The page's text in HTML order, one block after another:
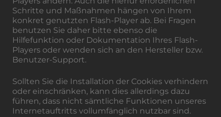
Schritte und Maßnahmen hängen von Ihrem
konkret genutzten Flash-Player ab. Bei Fragen
benutzen Sie daher bitte ebenso die
Hilfefunktion oder Dokumentation Ihres Flash-
Players oder wenden sich an den Hersteller bzw.
Benutzer-Support.
Sollten Sie die Installation der Cookies verhindern
oder einschränken, kann dies allerdings dazu
führen, dass nicht sämtliche Funktionen unseres
Internetauftritts vollumfänglich nutzbar sind.